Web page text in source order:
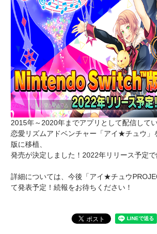
グッズ・本
ギャラリー
ミュージック
グッズ・本
ギャラリー
2015年～2020年までアプリとして配信して
恋愛リズムアドベンチャー「アイ★チュウ」
版に移植、
発売が決定しました！2022年リリース予定で
詳細については、今後「アイ★チュウ
て発表予定！続報をお待ちください！